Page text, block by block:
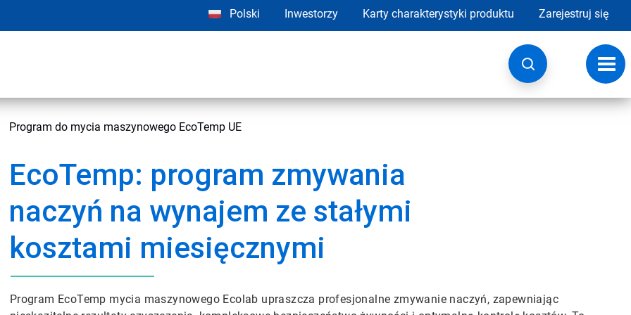
Polski Inwestorzy Karty charakterystyki produktu Zarejestruj się
Program do mycia maszynowego EcoTemp UE
EcoTemp: program zmywania
naczyń na wynajem ze stałymi
kosztami miesięcznymi
Program EcoTemp mycia maszynowego Ecolab upraszcza profesjonalne zmywanie naczyń, zapewniając